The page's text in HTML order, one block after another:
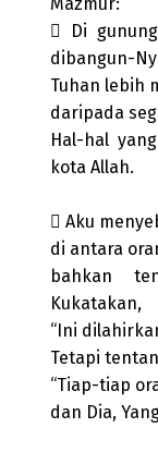
 Di
dibangun-
Tuhan lebih
daripada
Hal-hal
kota Allah.
 Aku
di antara
bahkan
Kukatakan,
“Ini
Tetapi
“Tiap-tiap
dan Dia,